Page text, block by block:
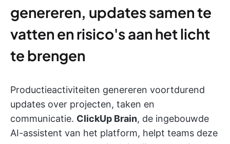
genereren, updates samen te
vatten en risico's aan het licht
te brengen
Productieactiviteiten genereren voortdurend
updates over projecten, taken en
communicatie. ClickUp Brain, de ingebouwde
AI-assistent van het platform, helpt teams deze